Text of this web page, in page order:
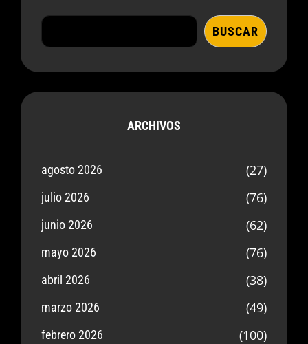
BUSCAR
ARCHIVOS
agosto 2026 (27)
julio 2026 (76)
junio 2026 (62)
mayo 2026 (76)
abril 2026 (38)
marzo 2026 (49)
febrero 2026 (100)